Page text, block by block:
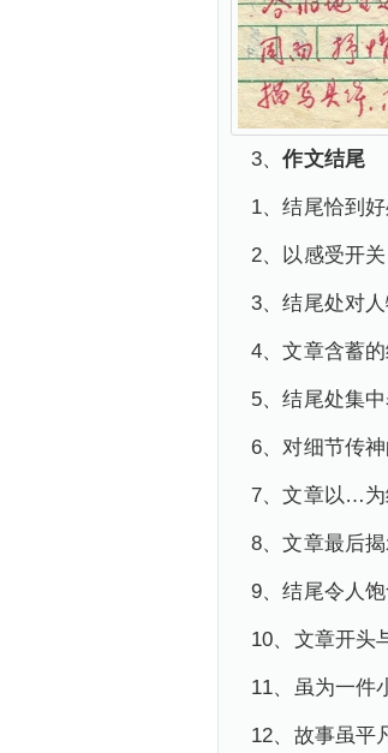
3、作文结尾
1、结尾恰到
2、以感受开
3、结尾处对
4、文章含蓄
5、结尾处集
6、对细节传
7、文章以…为
8、文章最后
9、结尾令人
10、文章开头
11、虽为一件
12、故事虽平